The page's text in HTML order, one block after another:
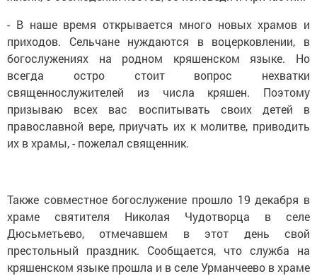
- В наше время открывается много новых храмов и
приходов. Сельчане нуждаются в воцерковлении, в
богослужениях на родном кряшенском языке. Но
всегда остро стоит вопрос нехватки
священнослужителей из числа кряшен. Поэтому
призываю всех вас воспитывать своих детей в
православной вере, приучать их к молитве, приводить
их в храмы, - пожелал священник.
Также совместное богослужение прошло 19 декабря в
храме святителя Николая Чудотворца в селе
Дюсьметьево, отмечавшем в этот день свой
престольный праздник. Сообщается, что служба на
кряшенском языке прошла и в селе Урманчеево в храме